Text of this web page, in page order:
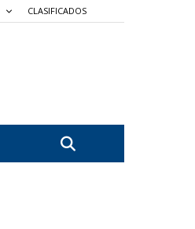
CLASIFICADOS